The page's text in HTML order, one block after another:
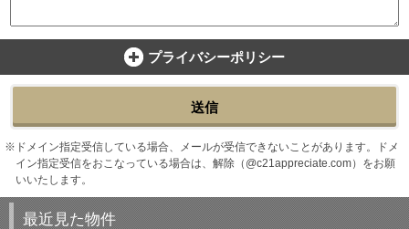
プライバシーポリシー
送信
ドメイン指定受信している場合、メールが受信できないことがあります。ドメ
イン指定受信をおこなっている場合は、解除（@c21appreciate.com）をお願
いいたします。
最近見た物件